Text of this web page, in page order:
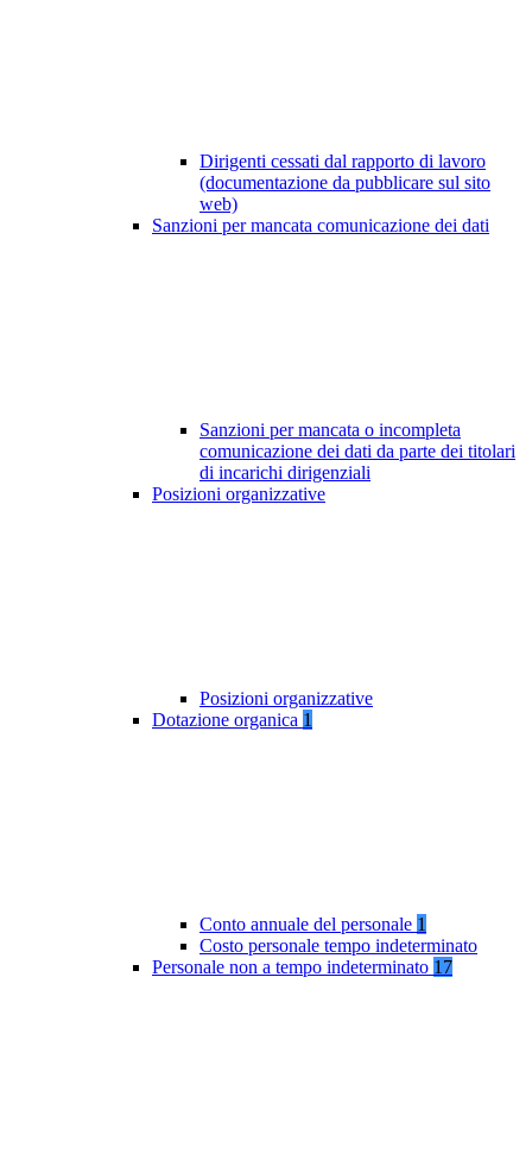
Dirigenti cessati dal rapporto di lavoro
(documentazione da pubblicare sul sito
web)
Sanzioni per mancata comunicazione dei dati
Sanzioni per mancata o incompleta
comunicazione dei dati da parte dei titolari
di incarichi dirigenziali
Posizioni organizzative
Posizioni organizzative
Dotazione organica 1
Conto annuale del personale 1
Costo personale tempo indeterminato
Personale non a tempo indeterminato 17